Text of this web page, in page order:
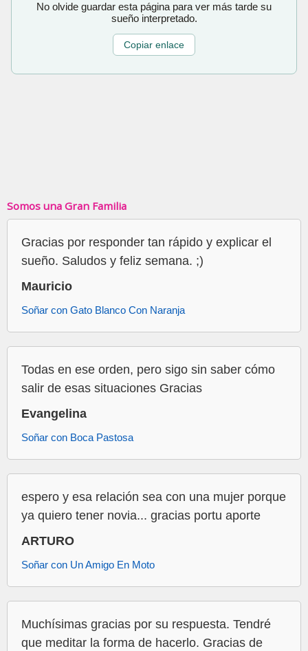
No olvide guardar esta página para ver más tarde su
sueño interpretado.
Copiar enlace
Somos una Gran Familia
Gracias por responder tan rápido y explicar el
sueño. Saludos y feliz semana. ;)
Mauricio
Soñar con Gato Blanco Con Naranja
Todas en ese orden, pero sigo sin saber cómo
salir de esas situaciones Gracias
Evangelina
Soñar con Boca Pastosa
espero y esa relación sea con una mujer porque
ya quiero tener novia... gracias portu aporte
ARTURO
Soñar con Un Amigo En Moto
Muchísimas gracias por su respuesta. Tendré
que meditar la forma de hacerlo. Gracias de